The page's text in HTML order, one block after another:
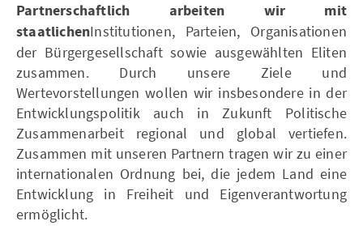
Partnerschaftlich arbeiten wir mit
staatlichenInstitutionen, Parteien, Organisationen
der Bürgergesellschaft sowie ausgewählten Eliten
zusammen. Durch unsere Ziele und
Wertevorstellungen wollen wir insbesondere in der
Entwicklungspolitik auch in Zukunft Politische
Zusammenarbeit regional und global vertiefen.
Zusammen mit unseren Partnern tragen wir zu einer
internationalen Ordnung bei, die jedem Land eine
Entwicklung in Freiheit und Eigenverantwortung
ermöglicht.